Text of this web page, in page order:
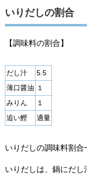
いりだしの割合
【調味料の割合】
だし汁
5.5
薄口醤油 １
みりん
１
追い鰹
適量
いりだしの調味料割合
いりだしは、鍋にだ